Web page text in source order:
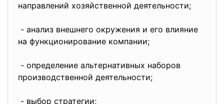
направлений хозяйственной деятельности;
- анализ внешнего окружения и его влияние
на функционирование компании;
- определение альтернативных наборов
производственной деятельности;
- выбор стратегии;